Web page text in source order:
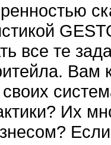
все те
Вам
Их